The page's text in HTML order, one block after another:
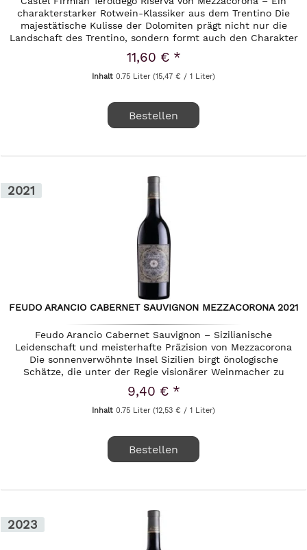
charakterstarker Rotwein-Klassiker aus dem Trentino Die
majestätische Kulisse der Dolomiten prägt nicht nur die
Landschaft des Trentino, sondern formt auch den Charakter
11,60 € *
Inhalt0.75 Liter(15,47 € / 1 Liter)
Bestellen
2021
FEUDO ARANCIO CABERNET SAUVIGNON MEZZACORONA 2021
Feudo Arancio Cabernet Sauvignon – Sizilianische
Leidenschaft und meisterhafte Präzision von Mezzacorona
Die sonnenverwöhnte Insel Sizilien birgt önologische
Schätze, die unter der Regie visionärer Weinmacher zu
wahrer Größe heranreifen....
9,40 € *
Inhalt0.75 Liter(12,53 € / 1 Liter)
Bestellen
2023